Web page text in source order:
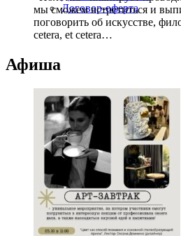
Договор-оферта
мы сможем встретиться и
поговорить об искусстве,
cetera, et cetera…
Афиша